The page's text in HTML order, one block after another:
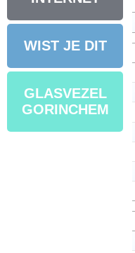
WIST JE DIT
GLASVEZEL
GORINCHEM